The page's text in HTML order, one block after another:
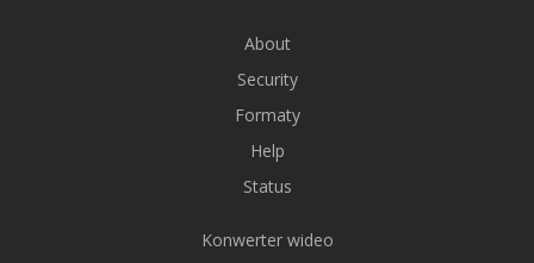
About
Security
Formaty
Help
Status
Konwerter wideo